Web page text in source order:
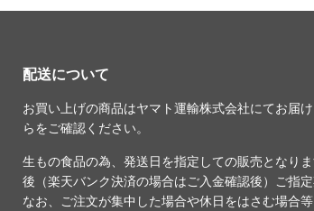
配送について
お買い上げの商品はヤマト運輸株式会社にてお届
らをご確認ください。
生もの食品の為、発送日を指定しての販売となり
後（楽天バンク決済の場合はご入金確認後）ご指定
なお、ご注文が集中した場合や休日をはさむ場合